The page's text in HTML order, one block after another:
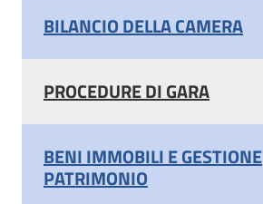
BILANCIO DELLA CAMERA
PROCEDURE DI GARA
BENI IMMOBILI E GESTIONE
PATRIMONIO